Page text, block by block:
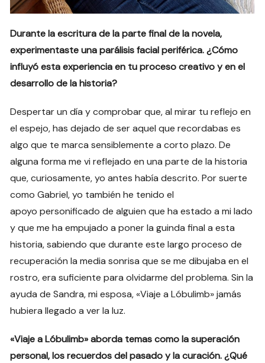
Durante la escritura de la parte final de la novela,
experimentaste una parálisis facial periférica. ¿Cómo
influyó esta experiencia en tu proceso creativo y en el
desarrollo de la historia?
Despertar un día y comprobar que, al mirar tu reflejo en
el espejo, has dejado de ser aquel que recordabas es
algo que te marca sensiblemente a corto plazo. De
alguna forma me vi reflejado en una parte de la historia
que, curiosamente, yo antes había descrito. Por suerte
como Gabriel, yo también he tenido el
apoyo personificado de alguien que ha estado a mi lado
y que me ha empujado a poner la guinda final a esta
historia, sabiendo que durante este largo proceso de
recuperación la media sonrisa que se me dibujaba en el
rostro, era suficiente para olvidarme del problema. Sin la
ayuda de Sandra, mi esposa, «Viaje a Lóbulimb» jamás
hubiera llegado a ver la luz.
«Viaje a Lóbulimb» aborda temas como la superación
personal, los recuerdos del pasado y la curación. ¿Qué